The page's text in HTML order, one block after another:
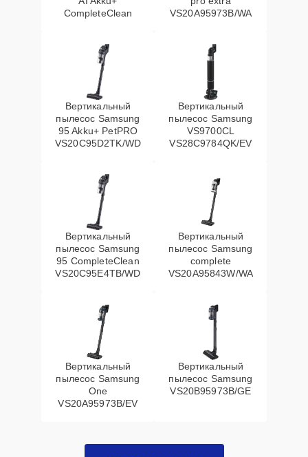
CompleteClean
VS20A95973B/WA
Вертикальный
пылесос Samsung
95 Akku+ PetPRO
VS20C95D2TK/WD
Вертикальный
пылесос Samsung
VS9700CL
VS28C9784QK/EV
Вертикальный
пылесос Samsung
95 CompleteClean
VS20C95E4TB/WD
Вертикальный
пылесос Samsung
complete
VS20A95843W/WA
Вертикальный
пылесос Samsung
One
VS20A95973B/EV
Вертикальный
пылесос Samsung
VS20B95973B/GE